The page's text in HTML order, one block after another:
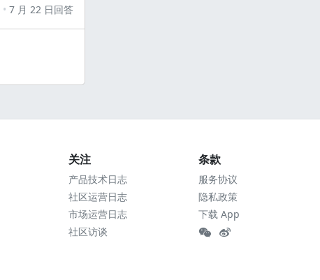
7 月 22 日回答
关注
产品技术日志
社区运营日志
市场运营日志
社区访谈
条款
服务协议
隐私政策
下载 App